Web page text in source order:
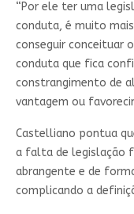
“Por ele ter uma
conduta, é muito
conseguir conceituar
conduta que fica
constrangimento de
vantagem ou
Castelliano pontua
a falta de legislação
abrangente e de
complicando a